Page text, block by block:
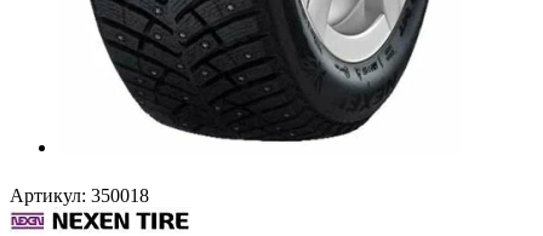
Артикул: 350018